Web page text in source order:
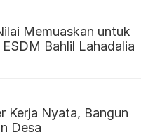
Memuaskan untuk
Bahlil Lahadalia
Kerja Nyata, Bangun
Desa